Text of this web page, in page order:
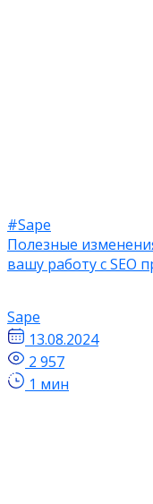
#Sape
Полезные
вашу работу с SEO
Sape
13.08.2024
2 957
1 мин